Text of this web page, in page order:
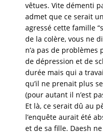
vêtues. Vite démenti
admet que ce serait
agressé cette famille
de la colère, vous ne
n’a pas de
de dépression et de
durée mais qui a
qu’il ne prenait plus
(pour autant il n’est
Et là, ce serait dû au
l’enquête aurait été
et de sa fille. Daesh